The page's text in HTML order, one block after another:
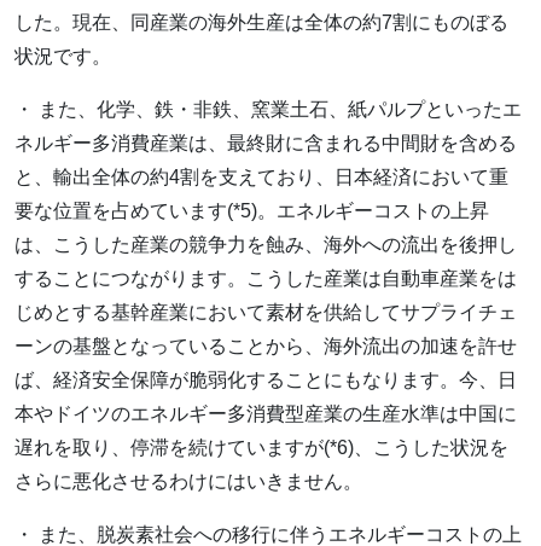
した。現在、同産業の海外生産は全体の約7割にものぼる
状況です。
・ また、化学、鉄・非鉄、窯業土石、紙パルプといったエ
ネルギー多消費産業は、最終財に含まれる中間財を含める
と、輸出全体の約4割を支えており、日本経済において重
要な位置を占めています(*5)。エネルギーコストの上昇
は、こうした産業の競争力を蝕み、海外への流出を後押し
することにつながります。こうした産業は自動車産業をは
じめとする基幹産業において素材を供給してサプライチェ
ーンの基盤となっていることから、海外流出の加速を許せ
ば、経済安全保障が脆弱化することにもなります。今、日
本やドイツのエネルギー多消費型産業の生産水準は中国に
遅れを取り、停滞を続けていますが(*6)、こうした状況を
さらに悪化させるわけにはいきません。
・ また、脱炭素社会への移行に伴うエネルギーコストの上